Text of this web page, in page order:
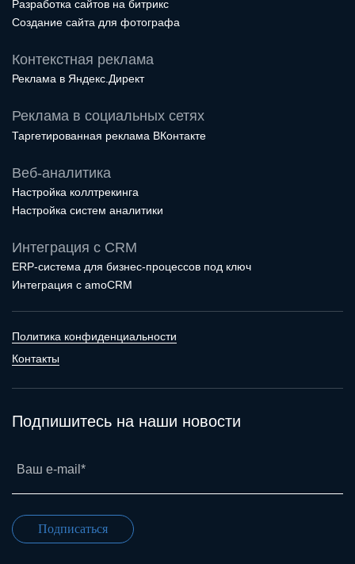
Разработка сайтов на битрикс
Создание сайта для фотографа
Контекстная реклама
Реклама в Яндекс.Директ
Реклама в социальных сетях
Таргетированная реклама ВКонтакте
Веб-аналитика
Настройка коллтрекинга
Настройка систем аналитики
Интеграция с CRM
ERP-система для бизнес-процессов под ключ
Интеграция с amoCRM
Политика конфиденциальности
Контакты
Подпишитесь на наши новости
Ваш e-mail*
Подписаться